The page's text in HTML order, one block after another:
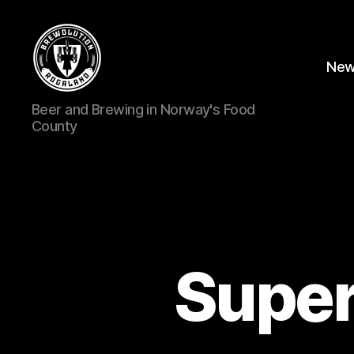
BREWOLUTION
ROGALAND
Beer and Brewing in Norway's Food
County